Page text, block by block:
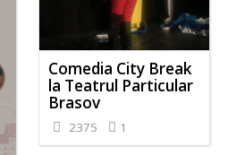
Comedia City Break
la Teatrul Particular
Brasov
2375 1